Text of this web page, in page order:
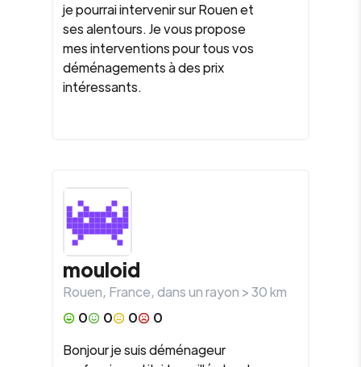
je pourrai intervenir sur Rouen et
ses alentours. Je vous propose
mes interventions pour tous vos
déménagements à des prix
intéressants.
mouloid
Rouen, France, dans un rayon >30km
0
0 0
0
Bonjour je suis déménageur